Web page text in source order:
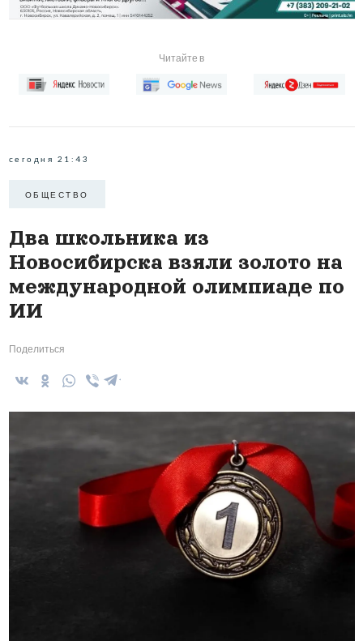
Читайте в
сегодня 21:43
ОБЩЕСТВО
Два школьника из
Новосибирска взяли золото на
международной олимпиаде по
ИИ
Поделиться